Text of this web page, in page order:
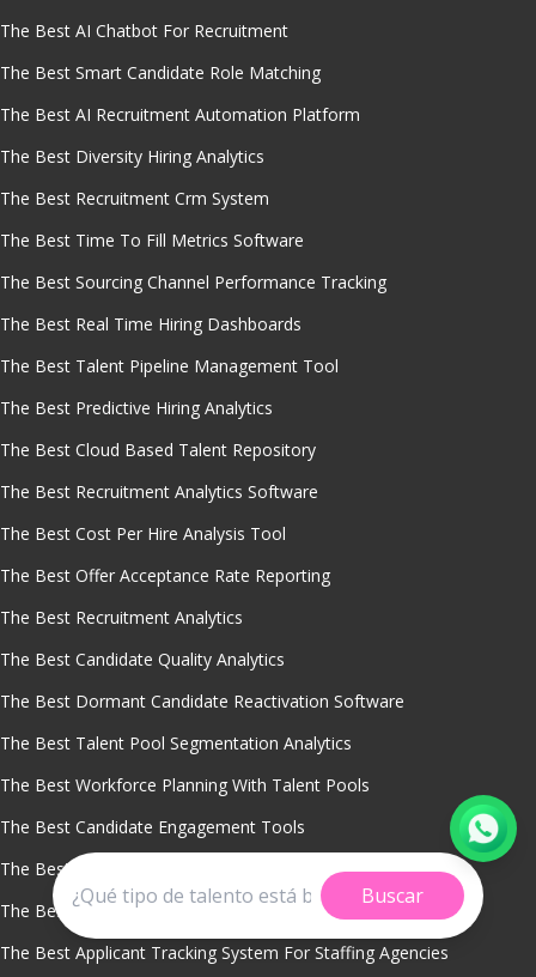
Buscar
The Best AI Chatbot For Recruitment
The Best Smart Candidate Role Matching
The Best AI Recruitment Automation Platform
The Best Diversity Hiring Analytics
The Best Recruitment Crm System
The Best Time To Fill Metrics Software
The Best Sourcing Channel Performance Tracking
The Best Real Time Hiring Dashboards
The Best Talent Pipeline Management Tool
The Best Predictive Hiring Analytics
The Best Cloud Based Talent Repository
The Best Recruitment Analytics Software
The Best Cost Per Hire Analysis Tool
The Best Offer Acceptance Rate Reporting
The Best Recruitment Analytics
The Best Candidate Quality Analytics
The Best Dormant Candidate Reactivation Software
The Best Talent Pool Segmentation Analytics
The Best Workforce Planning With Talent Pools
The Best Candidate Engagement Tools
The Best Talent Pool Sourcing
The Best Applicant Tracking System Integration
The Best Applicant Tracking System For Staffing Agencies